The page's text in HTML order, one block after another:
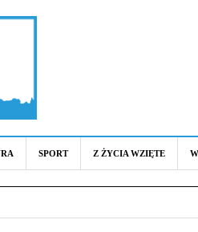
SPORT Z ŻYCIA WZIĘTE